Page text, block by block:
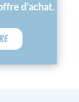
d’achat.